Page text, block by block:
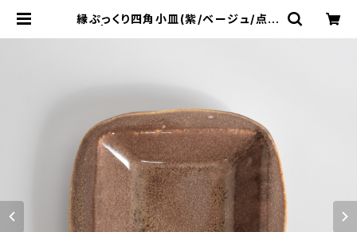
縁ぷっくり四角小皿(紫/ベージュ/点模